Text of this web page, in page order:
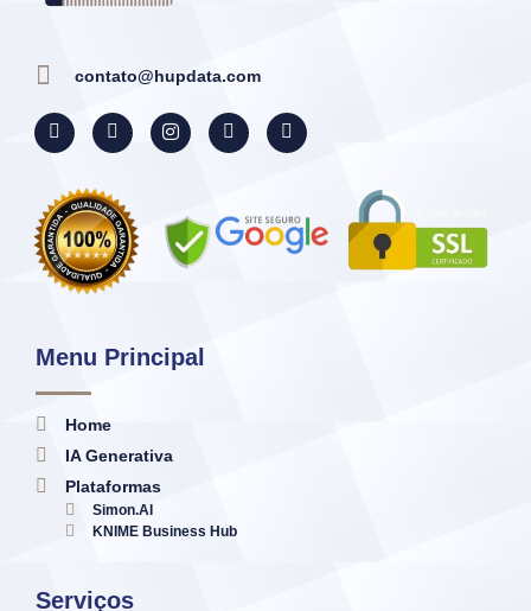
contato@hupdata.com
Menu Principal
Home
IA Generativa
Plataformas
Simon.AI
KNIME Business Hub
Serviços